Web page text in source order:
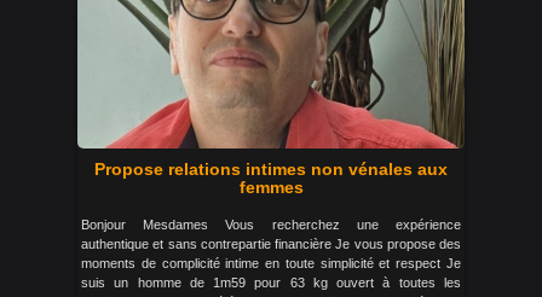
Propose relations intimes non vénales aux
femmes
Bonjour Mesdames Vous recherchez une expérience
authentique et sans contrepartie financière Je vous propose des
moments de complicité intime en toute simplicité et respect Je
suis un homme de 1m59 pour 63 kg ouvert à toutes les